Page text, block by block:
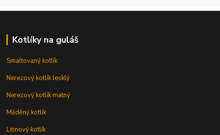
Kotlíky na guláš
Smaltovaný kotlík
Nerezový kotlík lesklý
Nerezový kotlík matný
Měděný kotlík
Litinový kotlík